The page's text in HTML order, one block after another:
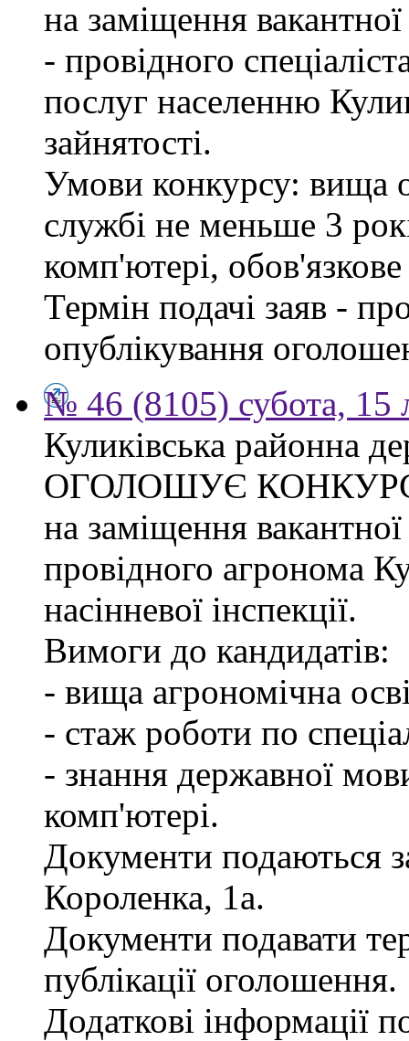
на заміщення
- провідного
послуг населенню
зайнятості.
Умови конкурсу: вища
службі не меньше 3
комп'ютері,
Термін подачі заяв -
опублікування
№ 46 (8105) субота, 15
Куликівська районна
ОГОЛОШУЄ
на заміщення
провідного агронома
насінневої інспекції.
Вимоги до кандидатів:
- вища агрономічна
- стаж роботи по
- знання державної
комп'ютері.
Документи подаються
Короленка, 1а.
Документи подавати
публікації оголошення.
Додаткові інформації